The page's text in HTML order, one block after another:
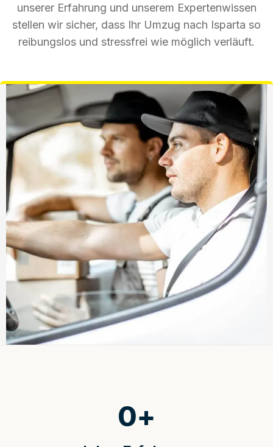
unserer Erfahrung und unserem Expertenwissen
stellen wir sicher, dass Ihr Umzug nach Isparta so
reibungslos und stressfrei wie möglich verläuft.
0+